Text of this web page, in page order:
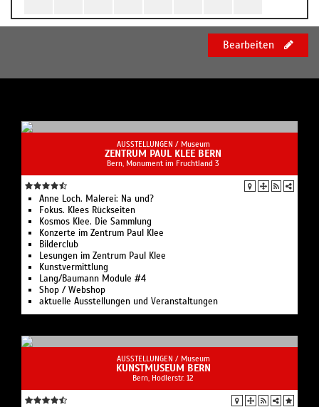
Bearbeiten
AUSSTELLUNGEN / Museum
ZENTRUM PAUL KLEE BERN
Bern, Monument im Fruchtland 3
Anne Loch. Malerei: Na und?
Fokus. Klees Rückseiten
Kosmos Klee. Die Sammlung
Konzerte im Zentrum Paul Klee
Bilderclub
Lesungen im Zentrum Paul Klee
Kunstvermittlung
Lang/Baumann Module #4
Shop / Webshop
aktuelle Ausstellungen und Veranstaltungen
AUSSTELLUNGEN / Museum
KUNSTMUSEUM BERN
Bern, Hodlerstr. 12